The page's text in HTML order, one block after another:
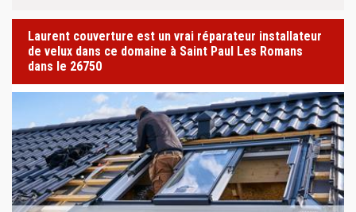
Laurent couverture est un vrai réparateur installateur
de velux dans ce domaine à Saint Paul Les Romans
dans le 26750